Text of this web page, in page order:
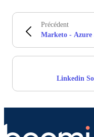
Précédent
Marketo - Azure
Linkedin